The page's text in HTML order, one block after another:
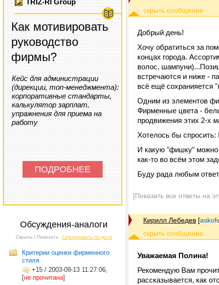
TRIZ-RI Group
Как мотивировать
руководство
фирмы?
Кейс для администрации
(дирекции, топ-менеджмента):
корпоративные стандарты,
калькулятор зарплат,
упражнения для приема на
работу
ПОДРОБНЕЕ
Обсуждения-аналоги
Скрыть / Показать Сортировать по дате
Критерии оценки фирменного
стиля.
+15 / 2003-09-13 11:27:06,
[не прочитана]
Добрый день!
Хочу обратиться за
концах города.
волос,
встречаются и ниже -
всё ещё сохранияется
Одним из элементов
Фирменные цвета -
продвижения этих 2-х
Хотелось бы спросить:
И какую "фишку" можно
как-то во всём этом
Буду рада любым
[Показать все ответы на
Кирилл Лебедев [
Уважаемая Полина!
Рекомендую Вам
рассказывается, как